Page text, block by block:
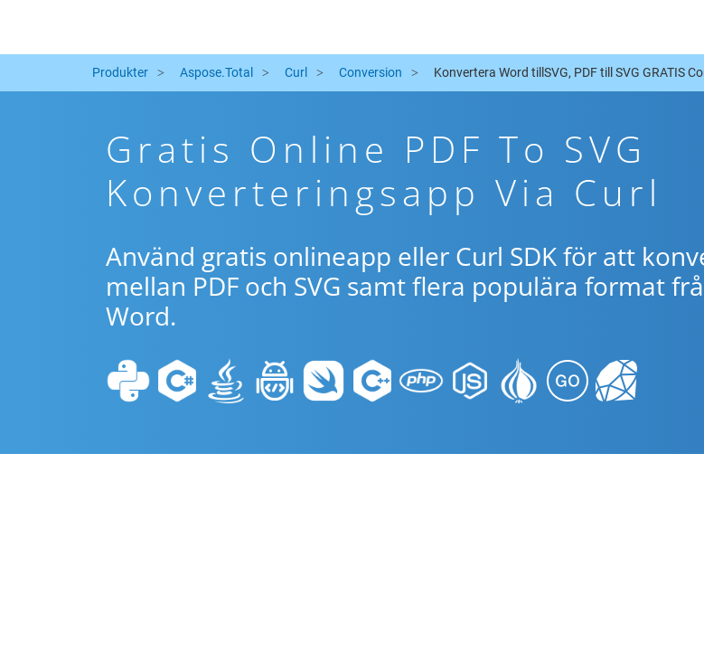
Produkter Aspose.Total Curl Conversion Konvertera Word tillSVG, PDF till SVG GRATIS
Gratis Online PDF To SVG
Konverteringsapp Via Curl
Använd gratis onlineapp eller Curl SDK för att
mellan PDF och SVG samt flera populära format
Word.